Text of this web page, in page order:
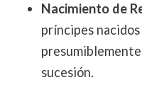
Nacimiento de
príncipes
sucesión.